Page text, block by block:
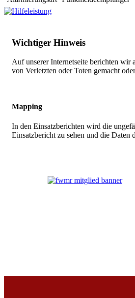
Wichtiger Hinweis
Auf unserer Internetseite berichten wir
von Verletzten oder Toten gemacht
Mapping
In den Einsatzberichten wird die
Einsatzbericht zu sehen und die